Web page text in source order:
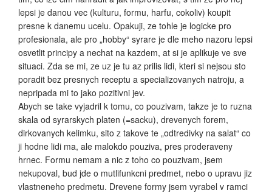
lepsi je danou vec (kulturu, formu, harfu, cokoliv) koupit
presne k danemu ucelu. Opakuji, ze tohle je logicke pro
profesionala, ale pro „hobby“ syrare je dle meho nazoru lepsi
osvetlit principy a nechat na kazdem, at si je aplikuje ve sve
situaci. Zda se mi, ze uz je tu az prilis lidi, kteri si nejsou sto
poradit bez presnych receptu a specializovanych natroju, a
nepripada mi to jako pozitivni jev.
Abych se take vyjadril k tomu, co pouzivam, takze je to ruzna
skala od syrarskych platen (=sacku), drevenych forem,
dirkovanych kelimku, sito z takove te „odtredivky na salat“ co
ji hodne lidi ma, ale malokdo pouziva, pres proderaveny
hrnec. Formu nemam a nic z toho co pouzivam, jsem
nekupoval, bud jde o mutlifunkcni predmet, nebo o upravu jiz
vlastneneho predmetu. Drevene formy jsem vyrabel v ramci